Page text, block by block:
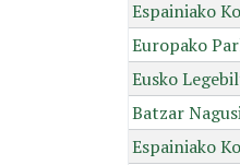
Espainiako
Europako
Eusko
Batzar
Espainiako